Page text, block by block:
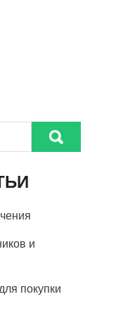
и
покупки